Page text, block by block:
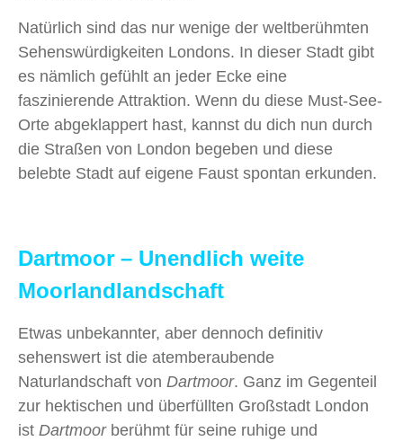
Natürlich sind das nur wenige der weltberühmten
Sehenswürdigkeiten Londons. In dieser Stadt gibt
es nämlich gefühlt an jeder Ecke eine
faszinierende Attraktion. Wenn du diese Must-See-
Orte abgeklappert hast, kannst du dich nun durch
die Straßen von London begeben und diese
belebte Stadt auf eigene Faust spontan erkunden.
Dartmoor – Unendlich weite
Moorlandlandschaft
Etwas unbekannter, aber dennoch definitiv
sehenswert ist die atemberaubende
Naturlandschaft von Dartmoor. Ganz im Gegenteil
zur hektischen und überfüllten Großstadt London
ist Dartmoorberühmt für seine ruhige und